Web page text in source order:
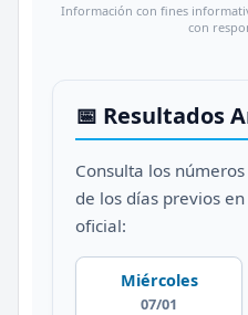
Información con fines
con
📅 Resultados
Consulta los
de los días previos
oficial:
Miércoles
07/01